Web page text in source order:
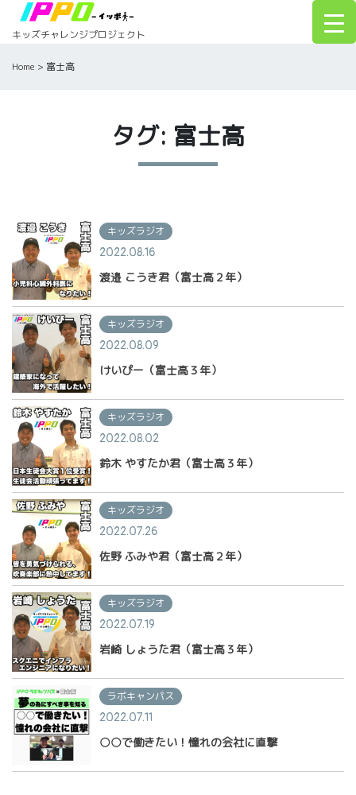
Skip
キッズチャレンジプロジェクト
Home > 富士高
タグ: 富士高
キッズラジオ
2022.08.16
渡邉 こうき君（富士高２年）
キッズラジオ
2022.08.09
けいぴー（富士高３年）
キッズラジオ
2022.08.02
鈴木 やすたか君（富士高３年）
キッズラジオ
2022.07.26
佐野 ふみや君（富士高２年）
キッズラジオ
2022.07.19
岩崎 しょうた君（富士高３年）
ラボキャンパス
2022.07.11
○○で働きたい！憧れの会社に直撃